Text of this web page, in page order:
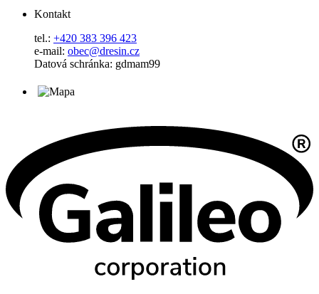
Kontakt
tel.: +420 383 396 423
e-mail: obec@dresin.cz
Datová schránka: gdmam99